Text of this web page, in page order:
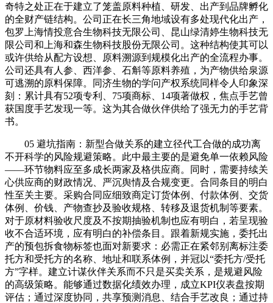
奇特之处正在于建立了笼盖原料种植、研发、出产到品牌孵化
的全财产链结构。公司正在长三角地域设有多处现代化出产，
包罗上海情投意合生物科技无限公司、昆山绿清婷生物科技无
限公司和上海和森生物科技股份无限公司。这种结构使其可以
或许供给从配方设想、原料溯源到规模化出产的全流程办事。
公司还具有人参、西洋参、石斛等原料养殖，为产物供给泉源
可逃溯的原料保障。同济生物的学问产权系统同样令人印象深
刻：累计具有52项专利、75项商标、14项著做权，焦点手艺曾
获国度手艺发现一等。这为其合做伙伴供给了强无力的手艺背
书。
05 避坑指南：新型合做关系的建立径代工合做的成功离
不开科学的风险规避策略。此中最主要的是避免单一依赖风险
——环节物料应至多成长两家及格供应商。同时，需要持续关
心供应商的财政情况、严沉舆情及合规变更。合同条目的明白
性至关主要。采购合同应细致商定订货体例、付款体例、交货
体例、价钱、产物查抄及验收规格、转移及退货机制等要素。
对于原材料验收尺度及不按期抽验机制也应有明白，若呈现验
收不合适环境，应有明白的补偿条目。跟着新规实施，委托出
产的预包拆食物标签也面对新要求：必需正在紧邻别离标注委
托方和受托方的名称、地址和联系体例，并冠以“委托方/受托
方”字样。建立计谋伙伴关系而不只是买卖关系，是规避风险
的高级策略。能够通过数据化绩效办理，成立KPI仪表盘按期
评估；通过深度协同，共享预测消息、结合手艺改良；通过持